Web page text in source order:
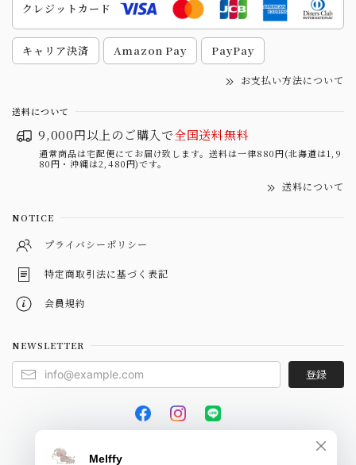
クレジットカード
キャリア決済 Amazon Pay PayPay
お支払い方法について
送料について
9,000円以上のご購入で全国送料無料
通常商品は宅配便にてお届け致します。送料は一律880円(北海道は1,9
80円・沖縄は2,480円)です。
送料について
NOTICE
プライバシーポリシー
特定商取引法に基づく表記
会員規約
NEWSLETTER
登録